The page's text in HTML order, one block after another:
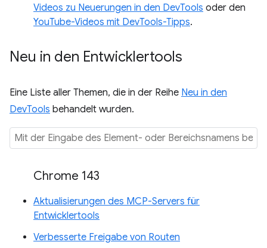
Videos zu Neuerungen in den DevTools oder den
YouTube-Videos mit DevTools-Tipps.
Neu in den Entwicklertools
Eine Liste aller Themen, die in der Reihe Neu in den
DevTools behandelt wurden.
Chrome 143
Aktualisierungen des MCP-Servers für
Entwicklertools
Verbesserte Freigabe von Routen